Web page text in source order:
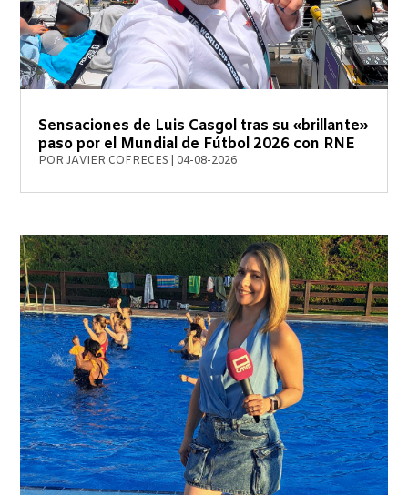
Sensaciones de Luis Casgol tras su «brillante»
paso por el Mundial de Fútbol 2026 con RNE
PORJAVIER COFRECES 04-08-2026